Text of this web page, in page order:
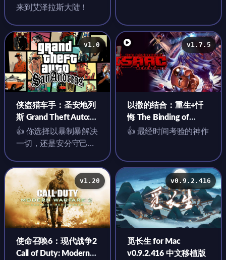
中文移植版
来到艾泽拉斯大陆！
v1.0
侠盗猎车手：圣安地列
斯 Grand Theft Auto:
San Andreas for Mac
v1.0 中文移植版
👍 你选择以暴制暴解决
一切，还是安分守己完
v1.7.5
以撒的结合：重生+忏
悔 The Binding of
Isaac: Rebirth for Mac
👍 最经时间考验的神作
v1.20
使命召唤6：现代战争2
Call of Duty: Modern
v0.9.2.416
觅长生 for Mac
v0.9.2.416 中文移植版